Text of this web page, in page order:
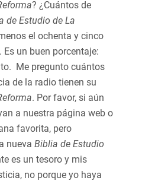
? ¿Cuántos de
de Estudio de La
el ochenta y cinco
un buen porcentaje:
Me pregunto cuántos
de la radio tienen su
. Por favor, si aún
a nuestra página web o
favorita, pero
nueva Biblia de Estudio
es un tesoro y mis
no porque yo haya